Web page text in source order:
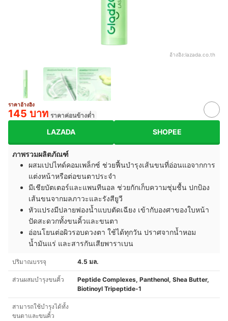
อ้างอิง:lazada.co.th
ราคาอ้างอิง
145 บาท ราคาค่อนข้างต่ำ
LAZADA SHOPEE
ภาพรวมผลิตภัณฑ์
ผสมเปปไทด์คอมเพล็กซ์ ช่วยฟื้นบำรุงเส้นขนที่อ่อนแอจากการ
แต่งหน้าหรือต่อขนตาประจำ
มีเชียบัตเตอร์และแพนทีนอล ช่วยกักเก็บความชุ่มชื้น ปกป้อง
เส้นขนจากมลภาวะและรังสียูวี
หัวแปรงมีปลายฟองน้ำแบบตัดเฉียง เข้ากับองศาของใบหน้า
ปัดสะดวกทั้งขนคิ้วและขนตา
อ่อนโยนต่อผิวรอบดวงตา ใช้ได้ทุกวัน ปราศจากน้ำหอม
น้ำมันแร่ และสารกันเสียพาราเบน
ปริมาณบรรจุ 4.5 มล.
ส่วนผสมบำรุงขนคิ้ว
Peptide Complexes, Panthenol, Shea Butter,
Biotinoyl Tripeptide-1
สามารถใช้บำรุงได้ทั้ง
ขนตาและขนคิ้ว